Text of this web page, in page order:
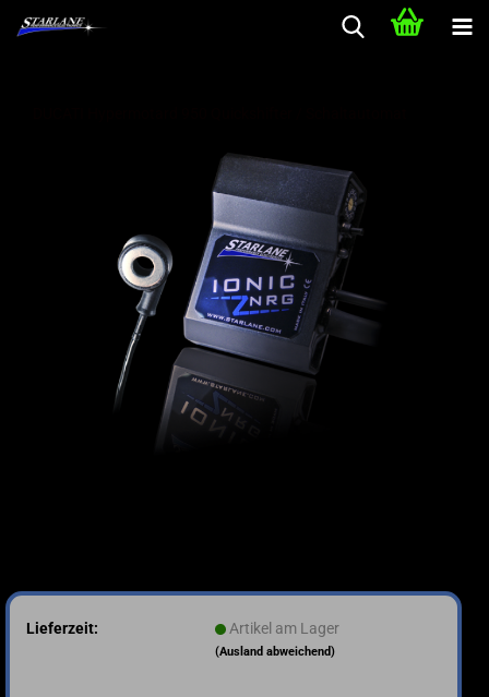
Lieferzeit: Artikel am Lager
(Ausland abweichend)